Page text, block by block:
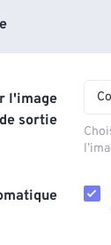
l'image
de sortie